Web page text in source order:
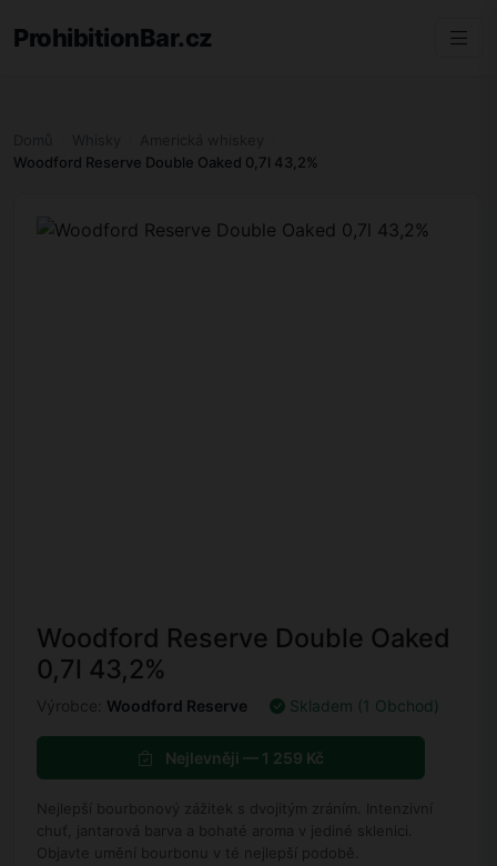
ProhibitionBar.cz
Woodford Reserve Double Oaked 0,7l 43,2%
Woodford Reserve Double Oaked
0,7l 43,2%
Výrobce: Woodford Reserve Skladem (1 Obchod)
Nejlevněji — 1 259 Kč
Nejlepší bourbonový zážitek s dvojitým zráním. Intenzivní
chuť, jantarová barva a bohaté aroma v jediné sklenici.
Objavte umění bourbonu v té nejlepší podobě.